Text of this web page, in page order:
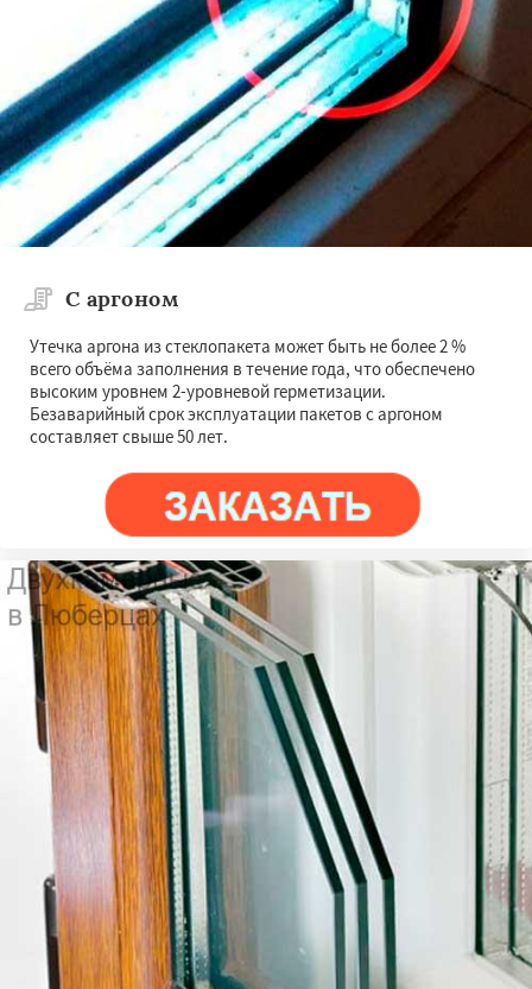
С аргоном
Утечка аргона из стеклопакета может быть не более 2 %
всего объёма заполнения в течение года, что обеспечено
высоким уровнем 2-уровневой герметизации.
Безаварийный срок эксплуатации пакетов с аргоном
составляет свыше 50 лет.